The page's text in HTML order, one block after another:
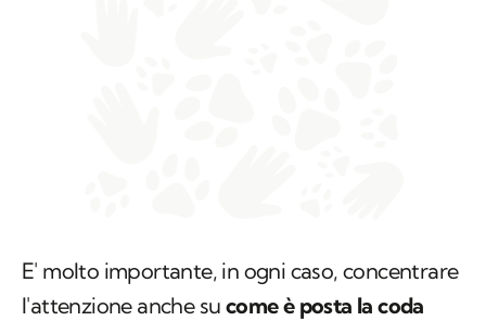
E' molto importante, in ogni caso, concentrare
l'attenzione anche su come è posta la coda